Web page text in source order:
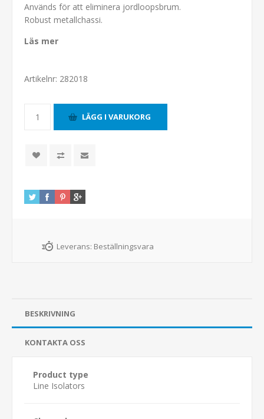
Används för att eliminera jordloopsbrum.
Robust metallchassi.
Läs mer
Artikelnr: 282018
Leverans: Beställningsvara
BESKRIVNING
KONTAKTA OSS
Product type
Line Isolators